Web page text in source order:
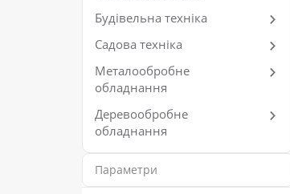
Будівельна техніка
Садова техніка
Металообробне
обладнання
Деревообробне
обладнання
Параметри